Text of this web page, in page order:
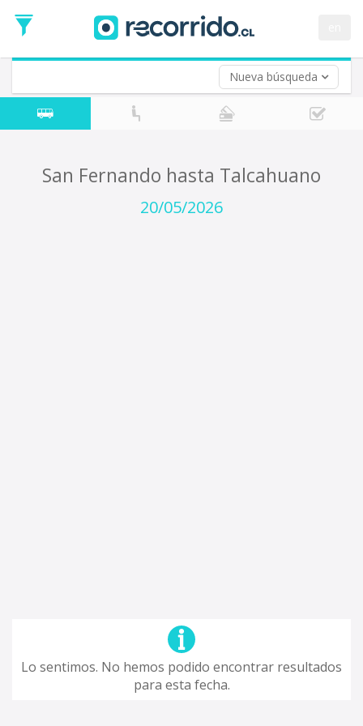
Nueva búsqueda
de
Ida
Vuelta (opcional)
Fecha
de
San Fernando hasta Talcahuano
20/05/2026
Lo sentimos. No hemos podido encontrar resultados
para esta fecha.